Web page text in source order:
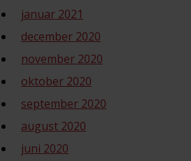
januar 2021
december 2020
november 2020
oktober 2020
september 2020
august 2020
juni 2020